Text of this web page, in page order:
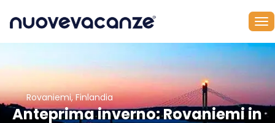
Rovaniemi, Finlandia
Anteprima inverno: Rovaniemi in